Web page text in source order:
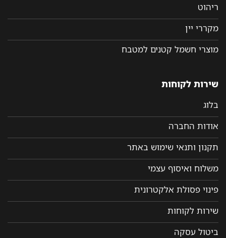
ריהוט
מקררי יין
מוצרי חשמל קטנים למטבח
שירות לקוחות
בלוג
אודות החברה
תקנון ותנאי שימוש באתר
משלוח ואיסוף עצמי
פינוי פסולת אלקטרונית
שירות לקוחות
ביטול עסקה